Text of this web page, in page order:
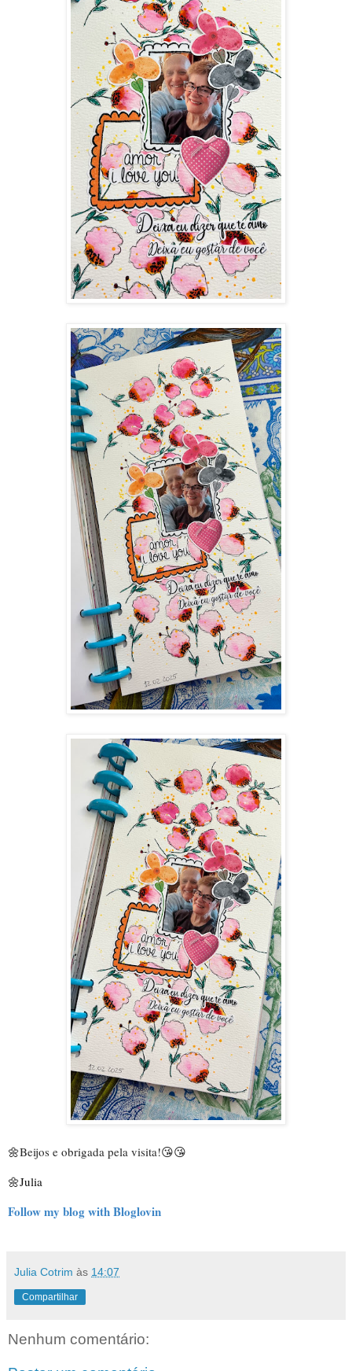
🌼Beijos e obrigada pela visita!😘😘
🌼Julia
Follow my blog with Bloglovin
Julia Cotrim às 14:07
Compartilhar
Nenhum comentário: